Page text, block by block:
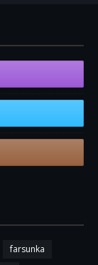
farsunka